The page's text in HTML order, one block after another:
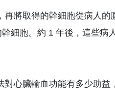
再將取得的幹細胞從病人
細胞。約 1 年後，這些
心臟輸血功能有多少助